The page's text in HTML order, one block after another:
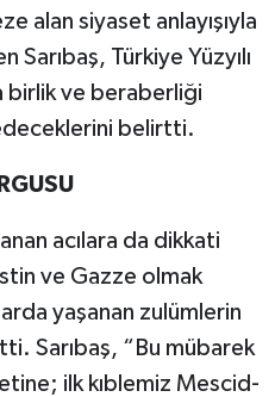
alan siyaset anlayışıyla
Türkiye Yüzyılı
birlik ve beraberliği
belirtti.
acılara da dikkati
ve Gazze olmak
yaşanan zulümlerin
Sarıbaş, “Bu mübarek
ilk kıblemiz Mescid-